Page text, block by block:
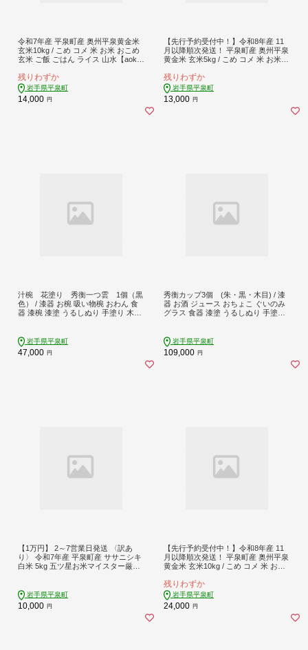
令和7年産 平泉町産 奥州平泉黄金米
玄米10kg / こめ コメ 米 お米 おこめ
玄米 ご飯 ごはん ライス 山水【aoki0
残りわずか
岩手県平泉町
14,000 円
【先行予約受付中！】令和8年産 11
月以降順次発送！ 平泉町産 奥州平泉
黄金米 玄米5kg / こめ コメ 米 お米
【aoki015A】
残りわずか
岩手県平泉町
13,000 円
汁椀 花塗り 秀衡一つ雲 1個（黒
色） / 漆器 お椀 吸い物椀 おわん 食
器 漆椀 漆塗 うるしぬり 手塗り 木製
ギフト 香典返し お返し おもてなし
岩手県平泉町
47,000 円
秀衡カップ3個 (朱・黒・木目) / 漆
器 お酒 ジュース おちょこ ぐいのみ
グラス 食器 漆塗 うるしぬり 手塗り
ント ギフト 香典返し お返し おもて
なし
岩手県平泉町
109,000 円
【1万円】 2～7営業日発送 〈訳あ
り〉 令和7年産 平泉町産 ササニシキ
白米 5kg 五ツ星お米マイスター厳
003-cp】
岩手県平泉町
10,000 円
【先行予約受付中！】令和8年産 11
月以降順次発送！ 平泉町産 奥州平泉
黄金米 玄米10kg / こめ コメ 米 お米
【aoki016A】
残りわずか
岩手県平泉町
24,000 円